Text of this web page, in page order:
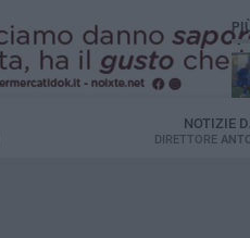
NOTIZIE
DIRETTORE